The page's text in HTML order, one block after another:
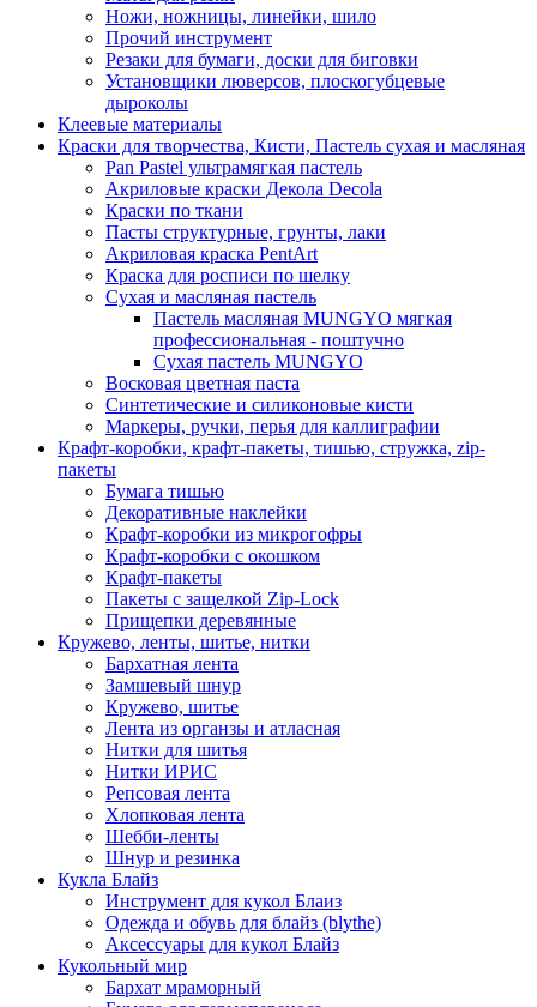
Ножи, ножницы, линейки, шило
Прочий инструмент
Резаки для бумаги, доски для биговки
Установщики люверсов, плоскогубцевые
дыроколы
Клеевые материалы
Краски для творчества, Кисти, Пастель сухая и масляная
Pan Pastel ультрамягкая пастель
Акриловые краски Декола Decola
Краски по ткани
Пасты структурные, грунты, лаки
Акриловая краска PentArt
Краска для росписи по шелку
Cухая и масляная пастель
Пастель масляная MUNGYO мягкая
профессиональная - поштучно
Сухая пастель MUNGYO
Восковая цветная паста
Синтетические и силиконовые кисти
Маркеры, ручки, перья для каллиграфии
Крафт-коробки, крафт-пакеты, тишью, стружка, zip-
пакеты
Бумага тишью
Декоративные наклейки
Крафт-коробки из микрогофры
Крафт-коробки с окошком
Крафт-пакеты
Пакеты с защелкой Zip-Lock
Прищепки деревянные
Кружево, ленты, шитье, нитки
Бархатная лента
Замшевый шнур
Кружево, шитье
Лента из органзы и атласная
Нитки для шитья
Нитки ИРИС
Репсовая лента
Хлопковая лента
Шебби-ленты
Шнур и резинка
Кукла Блайз
Инструмент для кукол Блаиз
Одежда и обувь для блайз (blythe)
Аксессуары для кукол Блайз
Кукольный мир
Бархат мраморный